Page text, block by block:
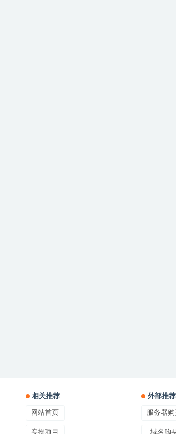
相关推荐
网站首页
实操项目
外部推荐
服务器购
域名购